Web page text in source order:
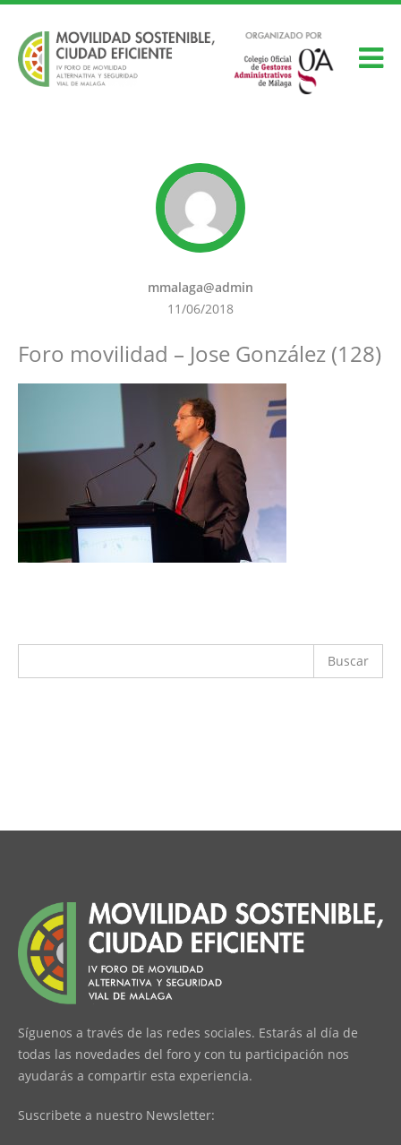
mmalaga@admin
11/06/2018
Foro movilidad – Jose González (128)
Síguenos a través de las redes sociales. Estarás al día de
todas las novedades del foro y con tu participación nos
ayudarás a compartir esta experiencia.
Suscribete a nuestro Newsletter: